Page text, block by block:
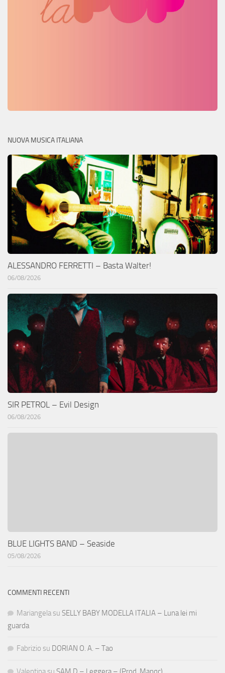
NUOVA MUSICA ITALIANA
ALESSANDRO FERRETTI – Basta Walter!
06/08/2026
SIR PETROL – Evil Design
06/08/2026
BLUE LIGHTS BAND – Seaside
05/08/2026
COMMENTI RECENTI
Mariangela su SELLY BABY MODELLA ITALIA – Luna lei mi
guarda
Fabrizio su DORIAN O. A. – Tao